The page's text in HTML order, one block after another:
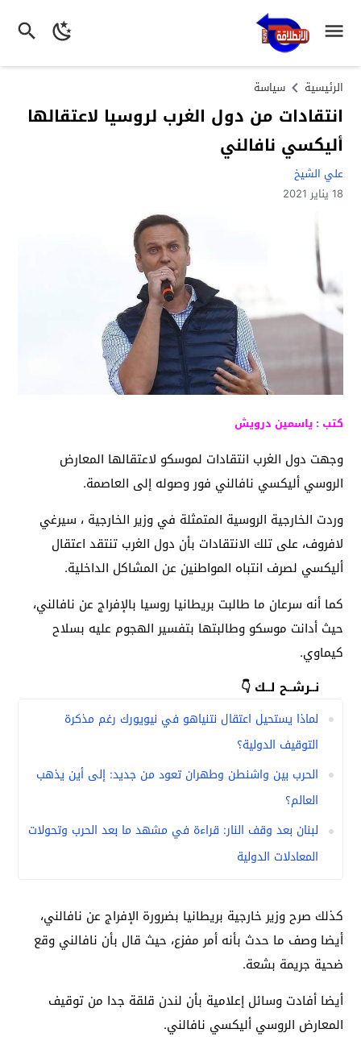
الرئيسية سياسة
انتقادات من دول الغرب لروسيا لاعتقالها
أليكسي نافالني
علي الشيخ
18 يناير 2021
كتب : ياسمين درويش
وجهت دول الغرب انتقادات لموسكو لاعتقالها المعارض
الروسي أليكسي نافالني فور وصوله إلى العاصمة.
وردت الخارجية الروسية المتمثلة في وزير الخارجية ، سيرغي
لافروف، على تلك الانتقادات بأن دول الغرب تنتقد اعتقال
أليكسي لصرف انتباه المواطنين عن المشاكل الداخلية.
كما أنه سرعان ما طالبت بريطانيا روسيا بالإفراج عن نافالني،
حيث أدانت موسكو وطالبتها بتفسير الهجوم عليه بسلاح
كيماوي.
نــرشــح لــك 👇
لماذا يستحيل اعتقال نتنياهو في نيويورك رغم مذكرة
التوقيف الدولية؟
الحرب بين واشنطن وطهران تعود من جديد: إلى أين يذهب
العالم؟
لبنان بعد وقف النار: قراءة في مشهد ما بعد الحرب وتحولات
المعادلات الدولية
كذلك صرح وزير خارجية بريطانيا بضرورة الإفراج عن نافالني،
أيضا وصف ما حدث بأنه أمر مفزع، حيث قال بأن نافالني وقع
ضحية جريمة بشعة.
أيضا أفادت وسائل إعلامية بأن لندن قلقة جدا من توقيف
المعارض الروسي أليكسي نافالني.